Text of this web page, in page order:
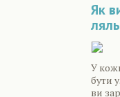
Як
У
бути
ви